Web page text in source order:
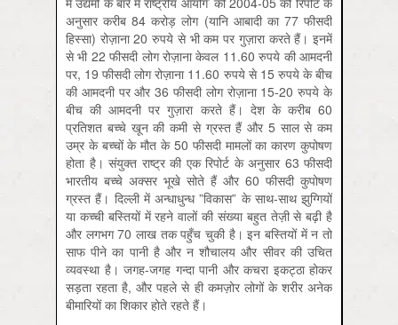
अनुसार करीब 84 करोड़ लोग (यानि आबादी का 77 फीसदी
हिस्सा) रोज़ाना 20 रुपये से भी कम पर गुज़ारा करते हैं। इनमें
से भी 22 फीसदी लोग रोज़ाना केवल 11.60 रुपये की आमदनी
पर, 19 फीसदी लोग रोज़ाना 11.60 रुपये से 15 रुपये के बीच
की आमदनी पर और 36 फीसदी लोग रोज़ाना 15-20 रुपये के
बीच की आमदनी पर गुज़ारा करते हैं। देश के करीब 60
प्रतिशत बच्चे खून की कमी से ग्रस्त हैं और 5 साल से कम
उम्र के बच्चों के मौत के 50 फीसदी मामलों का कारण कुपोषण
होता है। संयुक्त राष्ट्र की एक रिपोर्ट के अनुसार 63 फीसदी
भारतीय बच्चे अक्सर भूखे सोते हैं और 60 फीसदी कुपोषण
ग्रस्त हैं। दिल्ली में अन्धाधुन्ध ”विकास” के साथ-साथ झुग्गियों
या कच्ची बस्तियों में रहने वालों की संख्या बहुत तेज़ी से बढ़ी है
और लगभग 70 लाख तक पहुँच चुकी है। इन बस्तियों में न तो
साफ पीने का पानी है और न शौचालय और सीवर की उचित
व्यवस्था है। जगह-जगह गन्दा पानी और कचरा इकट्ठा होकर
सड़ता रहता है, और पहले से ही कमज़ोर लोगों के शरीर अनेक
बीमारियों का शिकार होते रहते हैं।